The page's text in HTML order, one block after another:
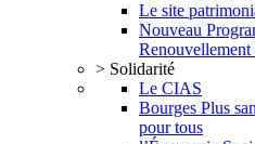
Le site
Nouveau
> Solidarité
Le CIAS
Bourges Plus
pour tous